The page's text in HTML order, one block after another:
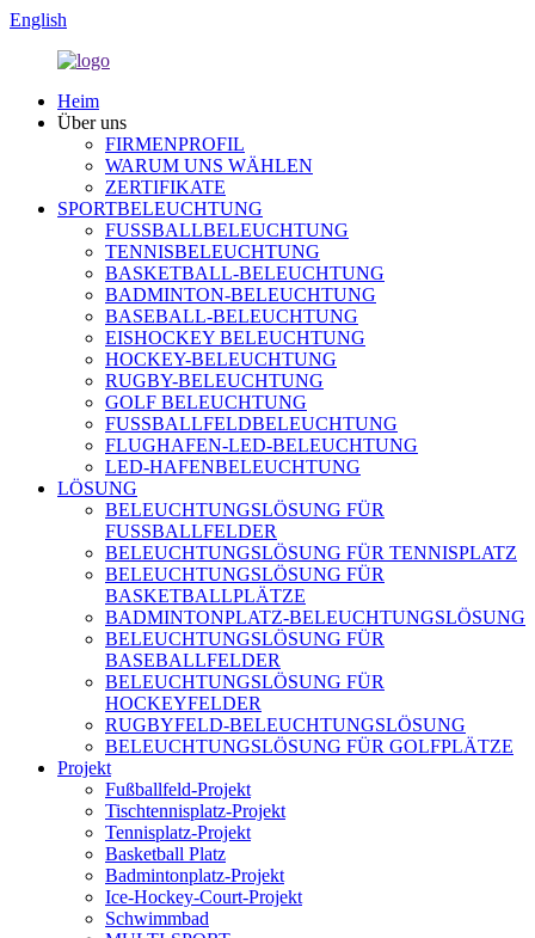
English
Heim
Über uns
FIRMENPROFIL
WARUM UNS WÄHLEN
ZERTIFIKATE
SPORTBELEUCHTUNG
FUSSBALLBELEUCHTUNG
TENNISBELEUCHTUNG
BASKETBALL-BELEUCHTUNG
BADMINTON-BELEUCHTUNG
BASEBALL-BELEUCHTUNG
EISHOCKEY BELEUCHTUNG
HOCKEY-BELEUCHTUNG
RUGBY-BELEUCHTUNG
GOLF BELEUCHTUNG
FUSSBALLFELDBELEUCHTUNG
FLUGHAFEN-LED-BELEUCHTUNG
LED-HAFENBELEUCHTUNG
LÖSUNG
BELEUCHTUNGSLÖSUNG FÜR
FUSSBALLFELDER
BELEUCHTUNGSLÖSUNG FÜR TENNISPLATZ
BELEUCHTUNGSLÖSUNG FÜR
BASKETBALLPLÄTZE
BADMINTONPLATZ-BELEUCHTUNGSLÖSUNG
BELEUCHTUNGSLÖSUNG FÜR
BASEBALLFELDER
BELEUCHTUNGSLÖSUNG FÜR
HOCKEYFELDER
RUGBYFELD-BELEUCHTUNGSLÖSUNG
BELEUCHTUNGSLÖSUNG FÜR GOLFPLÄTZE
Projekt
Fußballfeld-Projekt
Tischtennisplatz-Projekt
Tennisplatz-Projekt
Basketball Platz
Badmintonplatz-Projekt
Ice-Hockey-Court-Projekt
Schwimmbad